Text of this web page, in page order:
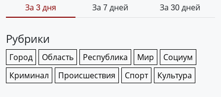
За 3 дня За 7 дней За 30 дней
Рубрики
Город Область Республика Мир
Социум
Криминал
Происшествия Спорт Культура